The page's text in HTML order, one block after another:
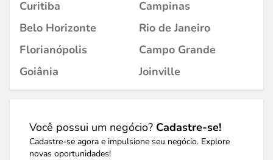
Curitiba
Campinas
Belo Horizonte
Rio de Janeiro
Florianópolis
Campo Grande
Goiânia
Joinville
Você possui um negócio? Cadastre-se!
Cadastre-se agora e impulsione seu negócio. Explore
novas oportunidades!